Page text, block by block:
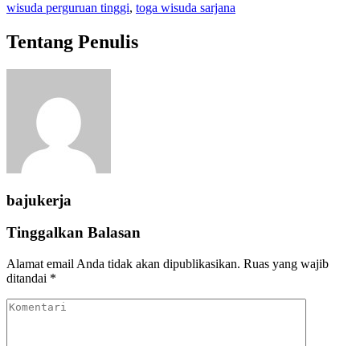
wisuda perguruan tinggi, toga wisuda sarjana
Tentang Penulis
bajukerja
Tinggalkan Balasan
Alamat email Anda tidak akan dipublikasikan. Ruas yang wajib
ditandai *
Komentari